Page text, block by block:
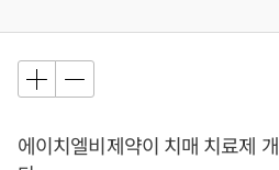
에이치엘비제약이 치매 치료제